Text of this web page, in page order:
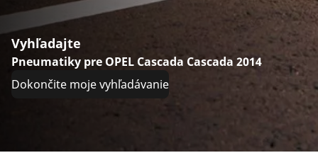
Vyhľadajte
Pneumatiky pre OPEL Cascada Cascada 2014
Dokončite moje vyhľadávanie